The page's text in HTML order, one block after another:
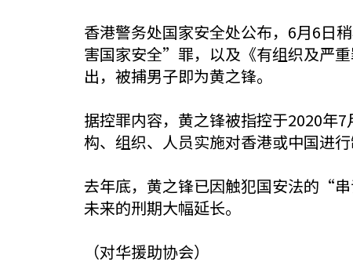
香港警务处国家安全处公布，6月6日
害国家安全”罪，以及《有组织及严
出，被捕男子即为黄之锋。
据控罪内容，黄之锋被指控于2020年
构、组织、人员实施对香港或中国进
去年底，黄之锋已因触犯国安法的“
未来的刑期大幅延长。
（对华援助协会）